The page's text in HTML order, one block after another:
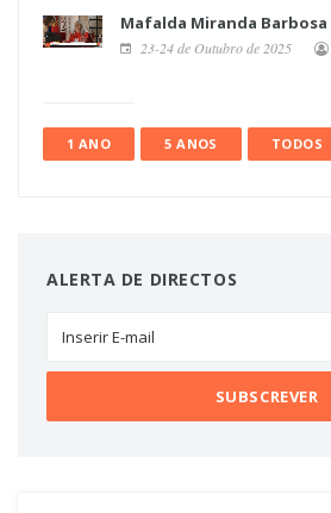
Mafalda Miranda Barbosa
23-24 de Outubro de 2025
1 ANO 5 ANOS TODOS
ALERTA DE DIRECTOS